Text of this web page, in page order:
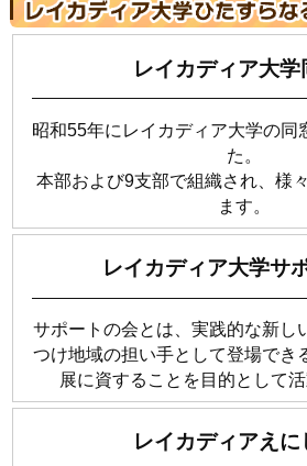
レイカディア大学
昭和55年にレイカディア大学の同
た。
本部および9支部で組織され、様
ます。
レイカディア大学サ
サポートの会とは、実践的な新し
つけ地域の担い手として登場でき
展に資することを目的として活
レイカディアえに